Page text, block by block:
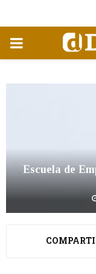
MENÚ
Escuela de